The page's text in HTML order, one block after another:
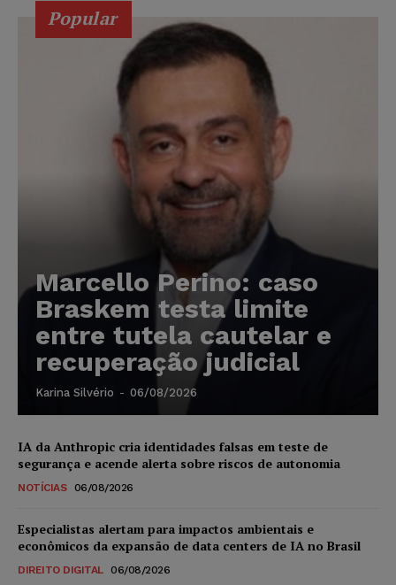
Popular
Marcello Perino: caso
Braskem testa limite
entre tutela cautelar e
recuperação judicial
Karina Silvério - 06/08/2026
IA da Anthropic cria identidades falsas em teste de
segurança e acende alerta sobre riscos de autonomia
NOTÍCIAS 06/08/2026
Especialistas alertam para impactos ambientais e
econômicos da expansão de data centers de IA no Brasil
DIREITO DIGITAL 06/08/2026